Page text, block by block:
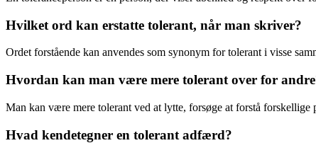
Hvilket ord kan erstatte tolerant, når man skriver?
Ordet forstående kan anvendes som synonym for tolerant i visse
Hvordan kan man være mere tolerant over for
Man kan være mere tolerant ved at lytte, forsøge at forstå forskellige
Hvad kendetegner en tolerant adfærd?